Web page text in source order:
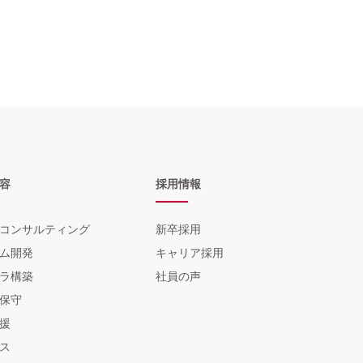
。
ンサルティング
開発
構築
守
採用情報
新卒採用
キャリア採用
社員の声